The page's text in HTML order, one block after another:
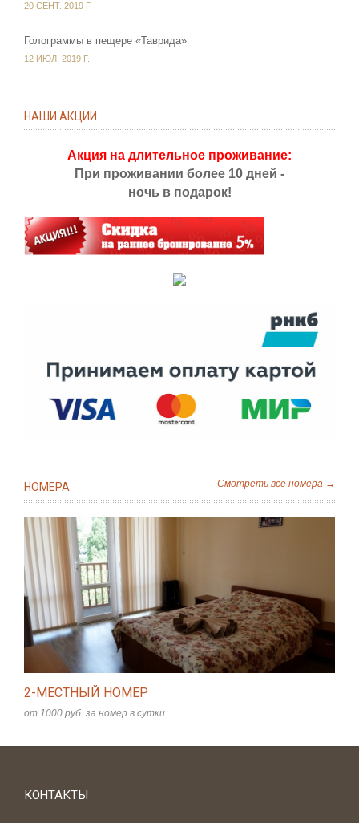
20 СЕНТ. 2019 Г.
Голограммы в пещере «Таврида»
12 ИЮЛ. 2019 Г.
НАШИ АКЦИИ
Акция на длительное проживание:
При проживании более 10 дней -
ночь в подарок!
НОМЕРА Смотреть все номера →
2-МЕСТНЫЙ НОМЕР
от 1000 руб. за номер в сутки
КОНТАКТЫ